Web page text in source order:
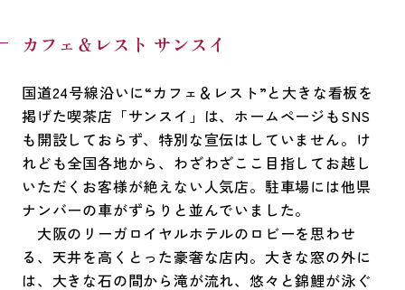
カフェ＆レスト サンスイ
国道24号線沿いに“カフェ＆レスト”と大きな看板を
掲げた喫茶店「サンスイ」は、ホームページもSNS
も開設しておらず、特別な宣伝はしていません。け
れども全国各地から、わざわざここ目指してお越し
いただくお客様が絶えない人気店。駐車場には他県
ナンバーの車がずらりと並んでいました。
大阪のリーガロイヤルホテルのロビーを思わせ
る、天井を高くとった豪奢な店内。大きな窓の外に
は、大きな石の間から滝が流れ、悠々と錦鯉が泳ぐ